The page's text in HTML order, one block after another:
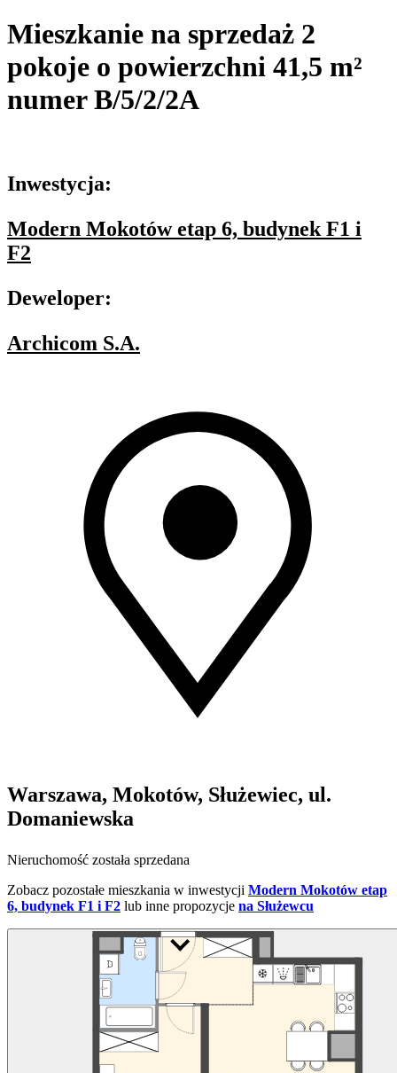
Mieszkanie na sprzedaż 2
pokoje o powierzchni 41,5 m²
numer B/5/2/2A
Inwestycja:
Modern Mokotów etap 6, budynek F1 i
F2
Deweloper:
Archicom S.A.
Warszawa, Mokotów, Służewiec, ul.
Domaniewska
Nieruchomość została sprzedana
Zobacz pozostałe mieszkania w inwestycji Modern Mokotów etap
6, budynek F1 i F2 lub inne propozycje na Służewcu